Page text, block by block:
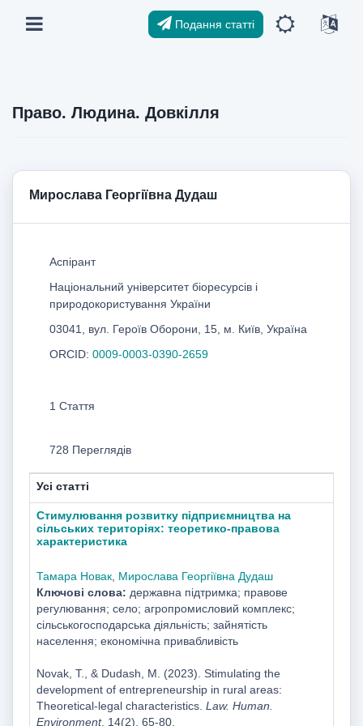
Подання статті
Право. Людина. Довкілля
Мирослава Георгіївна Дудаш
Аспірант
Національний університет біоресурсів і
природокористування України
03041, вул. Героїв Оборони, 15, м. Київ, Україна
ORCID: 0009-0003-0390-2659
1 Стаття
728 Переглядів
Усі статті
Стимулювання розвитку підприємництва на
сільських територіях: теоретико-правова
характеристика
Тамара Новак, Мирослава Георгіївна Дудаш
Ключові слова: державна підтримка; правове
регулювання; село; агропромисловий комплекс;
сільськогосподарська діяльність; зайнятість
населення; економічна привабливість
Novak, T., & Dudash, M. (2023). Stimulating the
development of entrepreneurship in rural areas:
Theoretical-legal characteristics. Law. Human.
Environment, 14(2), 65-80.